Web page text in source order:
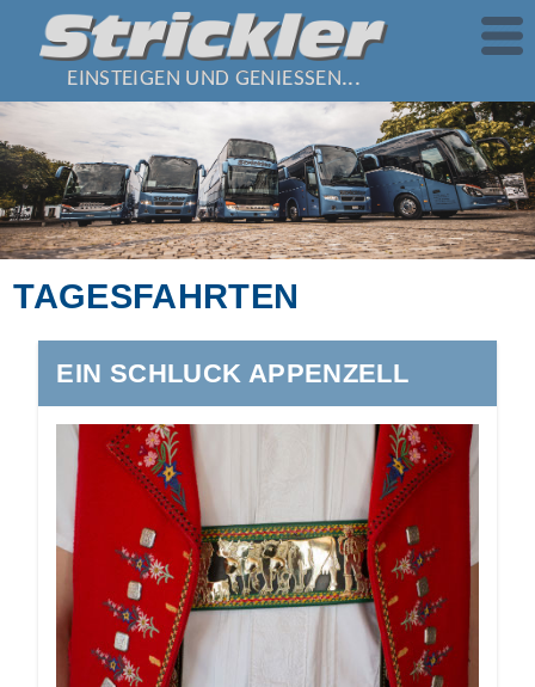
EINSTEIGEN UND GENIESSEN...
TAGESFAHRTEN
EIN SCHLUCK APPENZELL